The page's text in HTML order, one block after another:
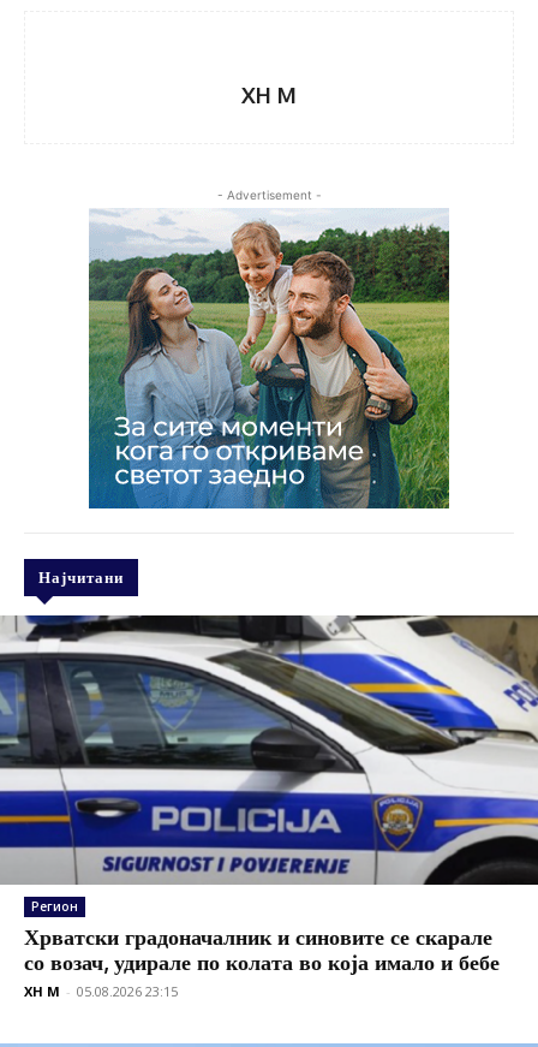
XH M
- Advertisement -
Најчитани
Регион
Хрватски градоначалник и синовите се скарале
со возач, удирале по колата во која имало и бебе
XH M - 05.08.2026 23:15